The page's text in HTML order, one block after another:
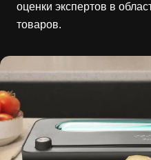
оценки экспертов в
товаров.